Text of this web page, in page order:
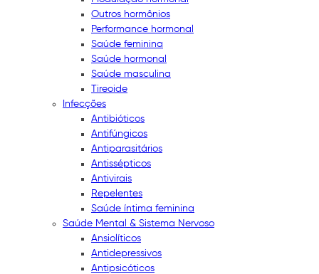
Outros hormônios
Performance hormonal
Saúde feminina
Saúde hormonal
Saúde masculina
Tireoide
Infecções
Antibióticos
Antifúngicos
Antiparasitários
Antissépticos
Antivirais
Repelentes
Saúde íntima feminina
Saúde Mental & Sistema Nervoso
Ansiolíticos
Antidepressivos
Antipsicóticos